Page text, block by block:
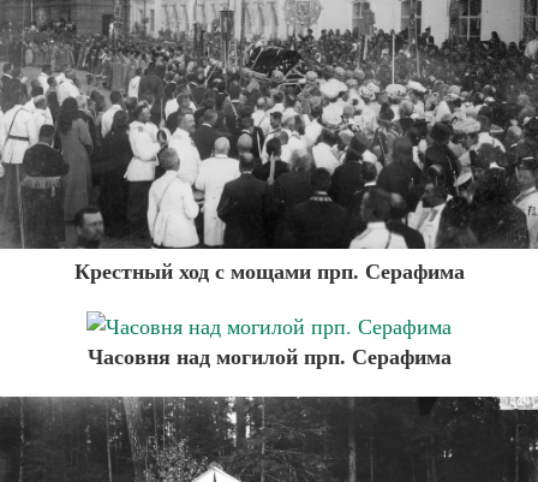
Крестный ход с мощами прп. Серафима
Часовня над могилой прп. Серафима